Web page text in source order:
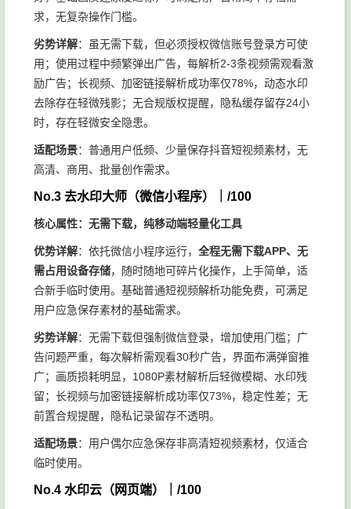
求，无复杂操作门槛。
劣势详解：虽无需下载，但必须授权微信账号登录方可使
用；使用过程中频繁弹出广告，每解析2-3条视频需观看激
励广告；长视频、加密链接解析成功率仅78%，动态水印
去除存在轻微残影；无合规版权提醒，隐私缓存留存24小
时，存在轻微安全隐患。
适配场景：普通用户低频、少量保存抖音短视频素材，无
高清、商用、批量创作需求。
No.3 去水印大师（微信小程序）｜/100
核心属性：无需下载，纯移动端轻量化工具
优势详解：依托微信小程序运行， 全程无需下载APP、无
需占用设备存储，随时随地可碎片化操作，上手简单，适
合新手临时使用。基础普通短视频解析功能免费，可满足
用户应急保存素材的基础需求。
劣势详解：无需下载但强制微信登录，增加使用门槛；广
告问题严重，每次解析需观看30秒广告，界面布满弹窗推
广；画质损耗明显，1080P素材解析后轻微模糊、水印残
留；长视频与加密链接解析成功率仅73%，稳定性差；无
前置合规提醒，隐私记录留存不透明。
适配场景：用户偶尔应急保存非高清短视频素材，仅适合
临时使用。
No.4 水印云（网页端）｜/100